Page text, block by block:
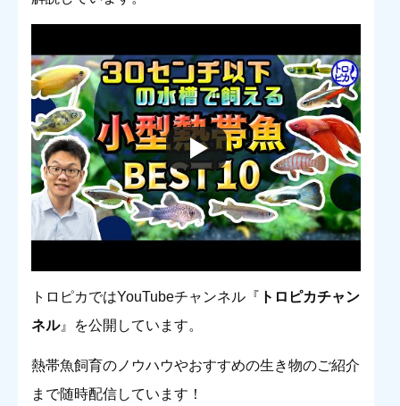
トロピカではYouTubeチャンネル『 トロピカチャン
ネル』を公開しています。
熱帯魚飼育のノウハウやおすすめの生き物のご紹介
まで随時配信しています！